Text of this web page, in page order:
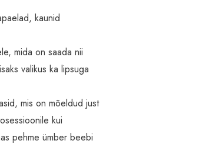
kaunid
mida on saada nii
valikus ka lipsuga
mis on mõeldud just
kui
pehme ümber beebi